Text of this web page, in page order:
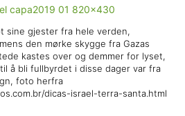
sine gjester fra hele verden,
den mørke skygge fra Gazas
kastes over og demmer for lyset,
å bli fullbyrdet i disse dager var fra
foto herfra
dicas-israel-terra-santa.html